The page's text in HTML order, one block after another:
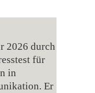
2026 durch
für
in
Er